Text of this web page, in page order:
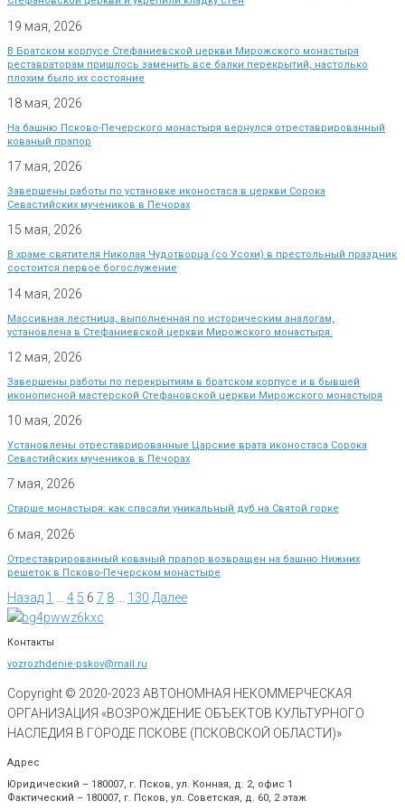
19 мая, 2026
В Братском корпусе Стефаниевской церкви Мирожского монастыря
реставраторам пришлось заменить все балки перекрытий, настолько
плохим было их состояние
18 мая, 2026
На башню Псково-Печерского монастыря вернулся отреставрированный
кованый прапор
17 мая, 2026
Завершены работы по установке иконостаса в церкви Сорока
Севастийских мучеников в Печорах
15 мая, 2026
В храме святителя Николая Чудотворца (со Усохи) в престольный праздник
состоится первое богослужение
14 мая, 2026
Массивная лестница, выполненная по историческим аналогам,
установлена в Стефаниевской церкви Мирожского монастыря.
12 мая, 2026
Завершены работы по перекрытиям в братском корпусе и в бывшей
иконописной мастерской Стефановской церкви Мирожского монастыря
10 мая, 2026
Установлены отреставрированные Царские врата иконостаса Сорока
Севастийских мучеников в Печорах
7 мая, 2026
Старше монастыря: как спасали уникальный дуб на Святой горке
6 мая, 2026
Отреставрированный кованый прапор возвращен на башню Нижних
решеток в Псково-Печерском монастыре
Назад 1 4 5 6 7 8 130 Далее
Контакты
vozrozhdenie-pskov@mail.ru
Copyright © 2020-2023 АВТОНОМНАЯ НЕКОММЕРЧЕСКАЯ
ОРГАНИЗАЦИЯ «ВОЗРОЖДЕНИЕ ОБЪЕКТОВ КУЛЬТУРНОГО
НАСЛЕДИЯ В ГОРОДЕ ПСКОВЕ (ПСКОВСКОЙ ОБЛАСТИ)»
Адрес
Юридический – 180007, г. Псков, ул. Конная, д. 2, офис 1
Фактический – 180007, г. Псков, ул. Советская, д. 60, 2 этаж